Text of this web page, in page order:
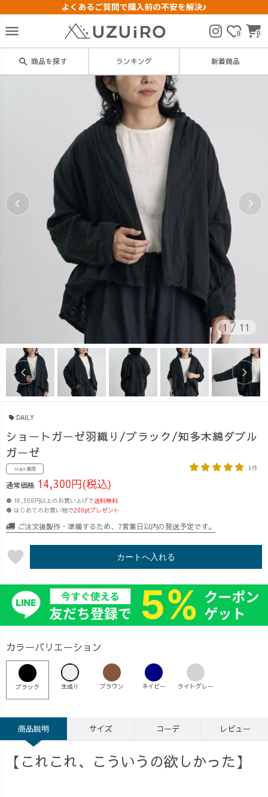
menu 0 0
search 商品を探す ランキング 新着商品
1 / 11
DAILY
ショートガーゼ羽織り/ブラック/知多木綿ダブル
ガーゼ
143pt 獲得 1件
通常価格 14,300円(税込)
● 16,500円以上のお買い上げで送料無料
● はじめてのお買い物で200ptプレゼント
ご注文後製作・準備するため、7営業日以内の発送予定です。
favorite カートへ入れる
カラーバリエーション
ブラック 生成り ブラウン ネイビー ライトグレー
商品説明 サイズ コーデ レビュー
【これこれ、こういうの欲しかった】